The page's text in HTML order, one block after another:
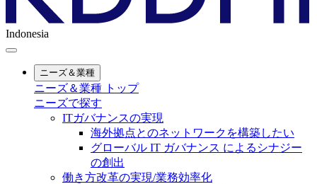
Indonesia
ニーズ＆業種
ニーズ＆業種 トップ
ニーズで探す
ITガバナンスの実現
海外拠点とのネットワークを構築したい
グローバル IT ガバナンス によるシナジー
の創出
働き方改革の実現/業務効率化